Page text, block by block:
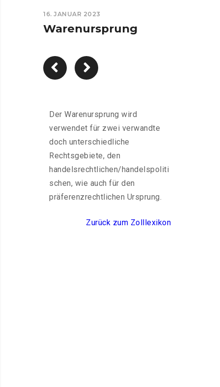
16. JANUAR 2023
Warenursprung
Der Warenursprung wird
verwendet für zwei verwandte
doch unterschiedliche
Rechtsgebiete, den
handelsrechtlichen/handelspoliti
schen, wie auch für den
präferenzrechtlichen Ursprung.
Zurück zum Zolllexikon